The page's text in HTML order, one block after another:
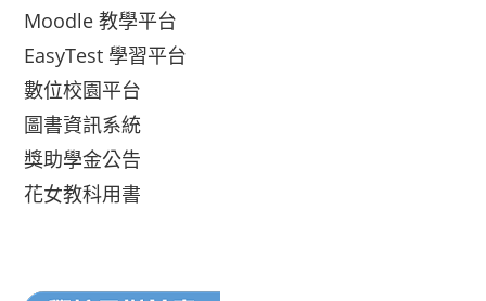
Moodle 教學平台
EasyTest 學習平台
數位校園平台
圖書資訊系統
獎助學金公告
花女教科用書